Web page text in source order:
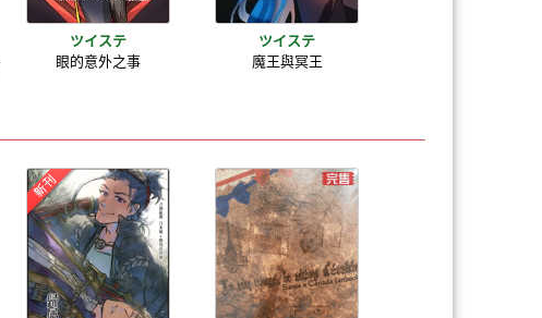
ツイステ
眼的意外之事
ツイステ
魔王與冥王